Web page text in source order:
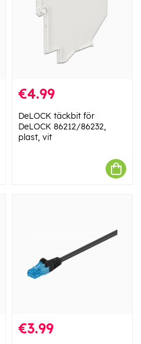
€4.99
DeLOCK täckbit för
DeLOCK 86212/86232,
plast, vit
€3.99